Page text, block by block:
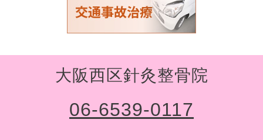
大阪西区針灸整骨院
06-6539-0117